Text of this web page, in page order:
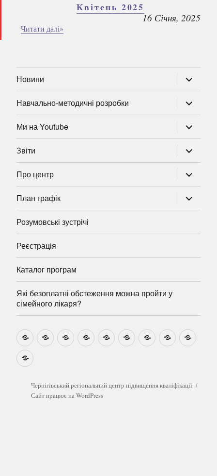
Квітень 2025
16 Січня, 2025
Читати далі»
Новини
підменю
Навчально-методичні розробки
підменю
Ми на Youtube
підменю
Звіти
підменю
Про центр
підменю
План графік
підменю
Розумовські зустрічі
Реєстрація
Каталог програм
Які безоплатні обстеження можна пройти у
сімейного лікаря?
НовиниНавчально-
методичні
Ми
на
Звіти Про
центр
План
графік
Розумовські
зустрічі
Реєстрація
Які
безоплатні
можна
пройти
у
Чернігівський регіональний центр підвищення кваліфікації
Сайт працює на WordPress